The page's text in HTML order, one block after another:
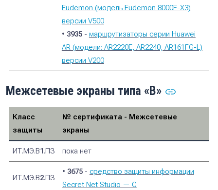
Eudemon (модель Eudemon 8000E-X3)
версии V500
• 3935- маршрутизаторы серии Huawei
AR (модели: AR2220E, AR2240, AR161FG-L)
версии V200
Межсетевые экраны типа «В»
Класс
защиты
№ сертификата - Межсетевые
экраны
ИТ.МЭ.В1.ПЗ пока нет
ИТ.МЭ.В2.ПЗ
• 3675- средство защиты информации
Secret Net Studio — C